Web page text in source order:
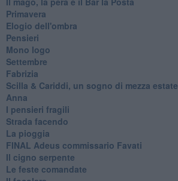
Primavera
Elogio dell'ombra
Pensieri
Mono logo
Settembre
Fabrizia
​Scilla & Cariddi, un sogno di mezza estate
Anna
I pensieri fragili
Strada facendo
La pioggia
FINAL Adeus commissario Favati
Il cigno serpente
Le feste comandate